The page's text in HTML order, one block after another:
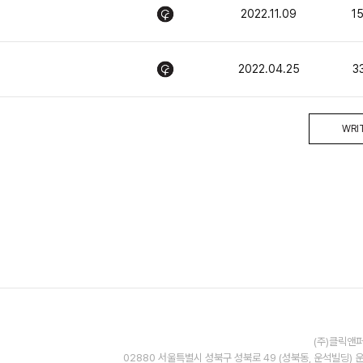
2022.11.09
2022.04.25
(주)클릭앤
02880 서울특별시 성북구 성북로 49 (성북동, 운석빌딩)